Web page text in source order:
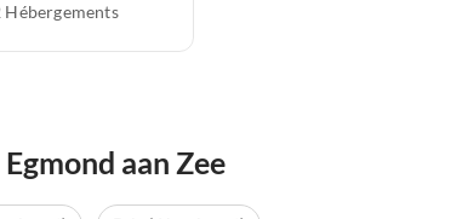
Hébergements
aan Zee